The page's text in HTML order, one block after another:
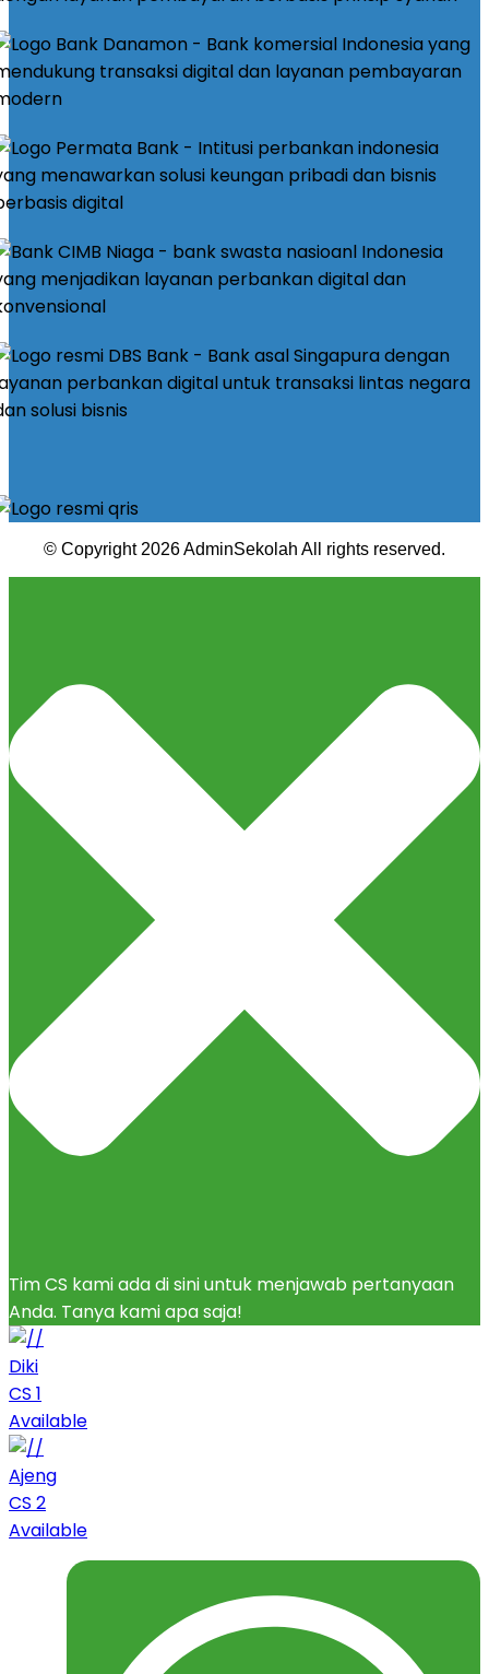
© Copyright 2026 AdminSekolah All rights reserved.
Tim CS kami ada di sini untuk menjawab pertanyaan
Anda. Tanya kami apa saja!
Diki
CS 1
Available
Ajeng
CS 2
Available